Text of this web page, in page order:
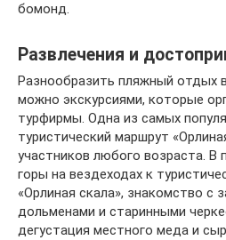
бомонд.
Развлечения и
Разнообразить пляжный отдых
можно экскурсиями, которые
турфирмы. Одна из самых
туристический маршрут
участников любого возраста. В
горы на вездеходах к
«Орлиная скала», знакомство с
дольменами и старинными
дегустация местного меда и